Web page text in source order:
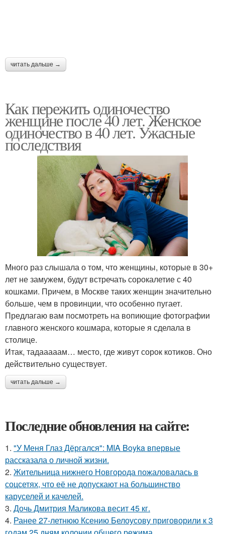
читать дальше →
Как пережить одиночество
женщине после 40 лет. Женское
одиночество в 40 лет. Ужасные
последствия
Много раз слышала о том, что женщины, которые в 30+
лет не замужем, будут встречать сорокалетие с 40
кошками. Причем, в Москве таких женщин значительно
больше, чем в провинции, что особенно пугает.
Предлагаю вам посмотреть на вопиющие фотографии
главного женского кошмара, которые я сделала в
столице.
Итак, тадааааам… место, где живут сорок котиков. Оно
действительно существует.
читать дальше →
Последние обновления на сайте:
1. "У Меня Глаз Дёргался": MIA Boyka впервые
рассказала о личной жизни.
2. Жительница нижнего Новгорода пожаловалась в
соцсетях, что её не допускают на большинство
каруселей и качелей.
3. Дочь Дмитрия Маликова весит 45 кг.
4. Ранее 27-летнюю Ксению Белоусову приговорили к 3